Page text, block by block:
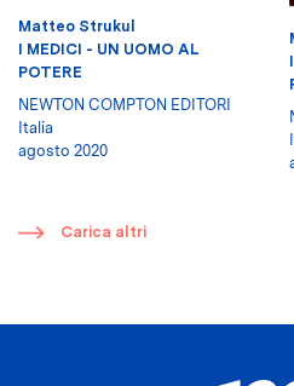
Matteo Strukul
I MEDICI - UN UOMO AL
POTERE
NEWTON COMPTON EDITORI
Italia
agosto 2020
​ Carica altri